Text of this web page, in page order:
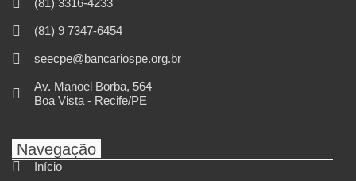
(81) 3316-4233
(81) 9 7347-6454
seecpe@bancariospe.org.br
Av. Manoel Borba, 564
Boa Vista - Recife/PE
Navegação
Início